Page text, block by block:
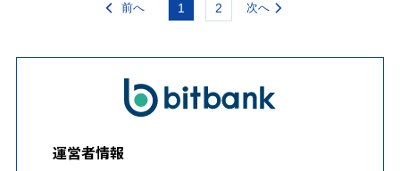
前へ 1 2 次へ
運営者情報